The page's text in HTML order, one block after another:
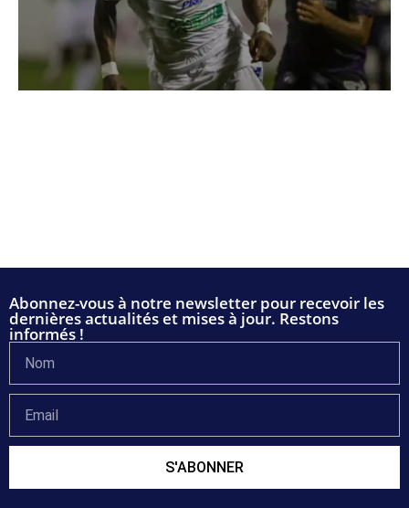
Abonnez-vous à notre newsletter pour recevoir les
dernières actualités et mises à jour. Restons
informés !
S'ABONNER